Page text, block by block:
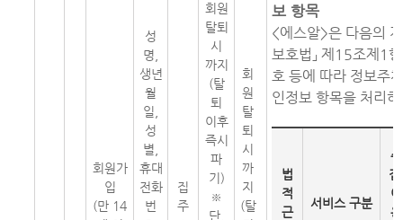
회원가
입
(만 14
성
명,
생년
월
일,
성
별,
휴대
전화
번
집
주
회원
탈퇴
시
까지
(탈
퇴
이후
즉시
파
기)
※
단,
회
원
탈
퇴
시
까
지
(탈
보 항목
<에스알>은 다음의
보호법」 제15조제1
호 등에 따라 정보주
인정보 항목을 처리
법
적
근
서비스 구분
수
집·
이
용